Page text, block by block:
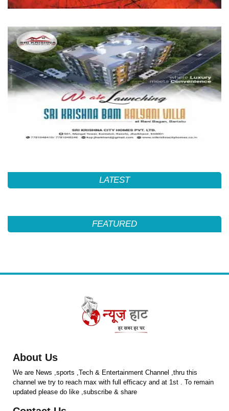
LATEST
FEATURED
About Us
We are News ,sports ,Tech & Entertainment Channel ,thru this
channel we try to reach max with full efficacy and at 1st . To remain
updated please do like ,subscribe & share